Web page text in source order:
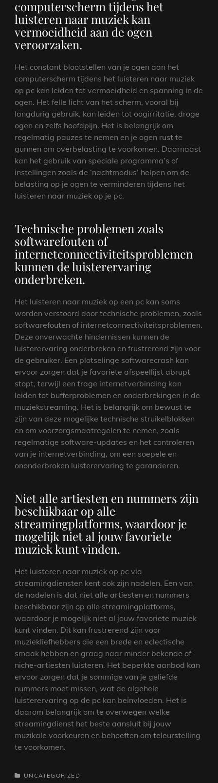
computerscherm tijdens het
luisteren naar muziek kan
vermoeidheid aan de ogen
veroorzaken.
Het constant blootstellen van je ogen aan het
computerscherm tijdens het luisteren naar muziek
op pc kan leiden tot vermoeidheid en spanning in de
ogen. Het felle licht van het scherm, vooral bij
langdurig gebruik, kan leiden tot oogirritatie, droge
ogen en zelfs hoofdpijn. Het is belangrijk om
regelmatig pauzes te nemen en je ogen rust te
gunnen om overbelasting te voorkomen. Daarnaast
kan het gebruik van speciale programma’s of
instellingen zoals de ‘nachtmodus’ helpen om de
belasting op je ogen te verminderen tijdens het
luisteren naar muziek op je pc.
Technische problemen zoals
softwarefouten of
internetconnectiviteitsproblemen
kunnen de luisterervaring
onderbreken.
Het luisteren naar muziek op een pc kan soms
worden verstoord door technische problemen, zoals
softwarefouten of internetconnectiviteitsproblemen.
Deze onverwachte hindernissen kunnen de
luisterervaring onderbreken en frustrerend zijn voor
de gebruiker. Een plotselinge softwarecrash kan
ervoor zorgen dat je favoriete afspeellijst abrupt
stopt, terwijl een trage internetverbinding kan
leiden tot bufferproblemen en onderbrekingen in de
muziekstreaming. Het is belangrijk om bewust te
zijn van deze mogelijke technische struikelblokken
en om voorzorgsmaatregelen te nemen, zoals
regelmatige software-updates en het controleren
van je internetverbinding, om een soepele en
ononderbroken luisterervaring te garanderen.
Niet alle artiesten en nummers zijn
beschikbaar op alle
streamingplatforms, waardoor je
mogelijk niet al jouw favoriete
muziek kunt vinden.
Het luisteren naar muziek op pc via
streamingdiensten kent ook zijn nadelen. Een van
de nadelen is dat niet alle artiesten en nummers
beschikbaar zijn op alle streamingplatforms,
waardoor je mogelijk niet al jouw favoriete muziek
kunt vinden. Dit kan frustrerend zijn voor
muziekliefhebbers die een brede en eclectische
smaak hebben en graag naar minder bekende of
niche-artiesten luisteren. Het beperkte aanbod kan
ervoor zorgen dat je sommige van je geliefde
nummers moet missen, wat de algehele
luisterervaring op de pc kan beïnvloeden. Het is
daarom belangrijk om te overwegen welke
streamingdienst het beste aansluit bij jouw
muzikale voorkeuren en behoeften om teleurstelling
te voorkomen.
CATEGORIEËN
UNCATEGORIZED